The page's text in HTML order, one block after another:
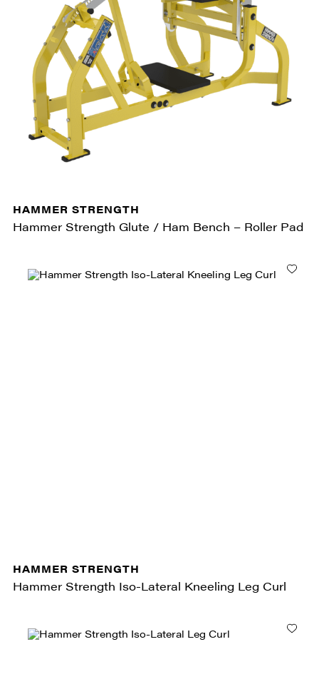
HAMMER STRENGTH
Hammer Strength Glute / Ham Bench – Roller Pad
HAMMER STRENGTH
Hammer Strength Iso-Lateral Kneeling Leg Curl